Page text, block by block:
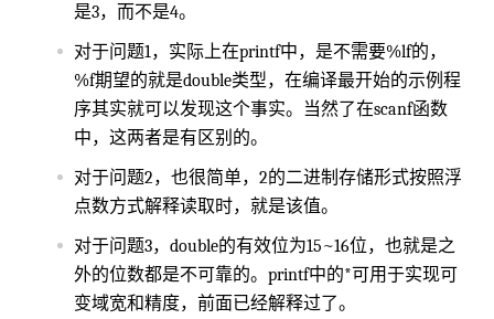
是3，而不是4。
对于问题1，实际上在printf中，是不需要%lf的，
%f期望的就是double类型，在编译最开始的示例程
序其实就可以发现这个事实。当然了在scanf函数
中，这两者是有区别的。
对于问题2，也很简单，2的二进制存储形式按照浮
点数方式解释读取时，就是该值。
对于问题3，double的有效位为15~16位，也就是之
外的位数都是不可靠的。printf中的*可用于实现可
变域宽和精度，前面已经解释过了。